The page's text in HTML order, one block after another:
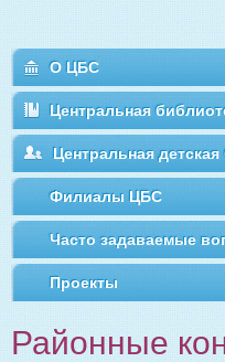
О ЦБС
Центральная
Центральная
Филиалы ЦБС
Часто задаваемые
Проекты
Районные